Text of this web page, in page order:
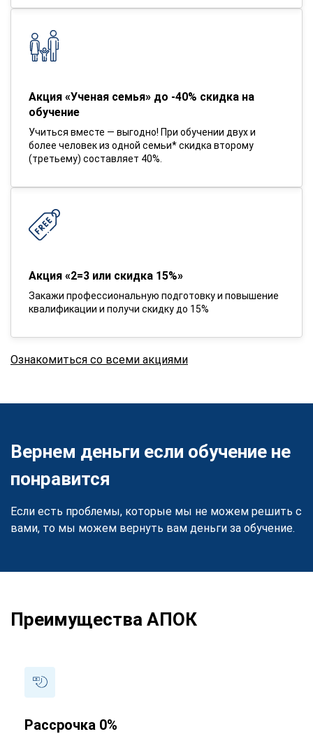
Акция «Ученая семья» до -40% скидка на
обучение
Учиться вместе — выгодно! При обучении двух и
более человек из одной семьи* скидка второму
(третьему) составляет 40%.
Акция «2=3 или скидка 15%»
Закажи профессиональную подготовку и повышение
квалификации и получи скидку до 15%
Ознакомиться со всеми акциями
Вернем деньги если обучение не
понравится
Если есть проблемы, которые мы не можем решить с
вами, то мы можем вернуть вам деньги за обучение.
Преимущества АПОК
Рассрочка 0%